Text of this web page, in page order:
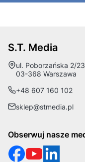
S.T. Media
Adres:
ul. Poborzańska 2/23
03-368 Warszawa
+48 607 160 102
sklep@stmedia.pl
Obserwuj nasze